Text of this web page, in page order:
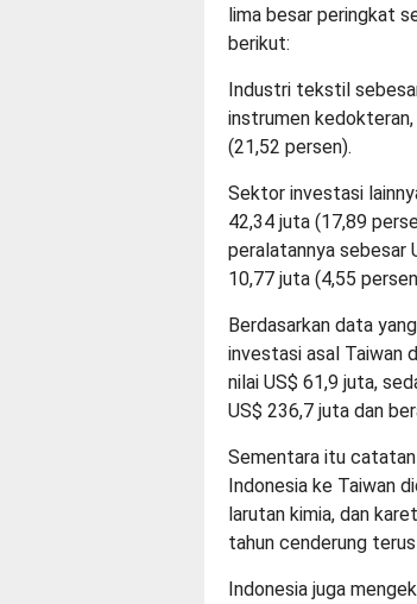
lima besar peringkat
berikut:
Industri tekstil
instrumen
(21,52 persen).
Sektor investasi
42,34 juta (17,89
peralatannya sebesar
10,77 juta (4,55
Berdasarkan data
investasi asal Taiwan
nilai US$ 61,9 juta,
US$ 236,7 juta dan
Sementara itu
Indonesia ke Taiwan
larutan kimia, dan
tahun cenderung
Indonesia juga